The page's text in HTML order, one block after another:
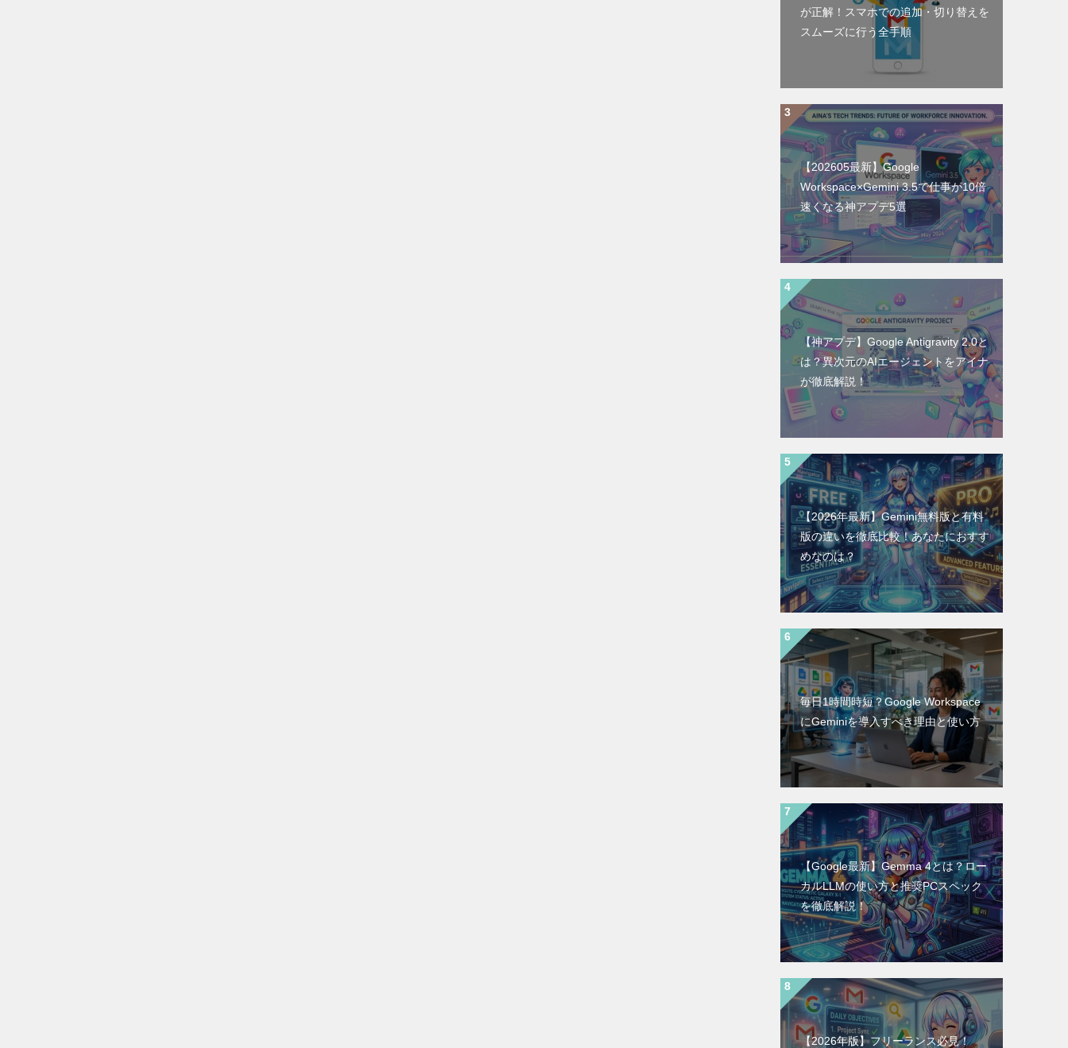
が正解！スマホでの追加・切り替えを
スムーズに行う全手順
【202605最新】Google
Workspace×Gemini 3.5で仕事が10倍
速くなる神アプデ5選
【神アプデ】Google Antigravity 2.0と
は？異次元のAIエージェントをアイナ
が徹底解説！
【2026年最新】Gemini無料版と有料
版の違いを徹底比較！あなたにおすす
めなのは？
毎日1時間時短？Google Workspace
にGeminiを導入すべき理由と使い方
【Google最新】Gemma 4とは？ロー
カルLLMの使い方と推奨PCスペック
を徹底解説！
【2026年版】フリーランス必見！